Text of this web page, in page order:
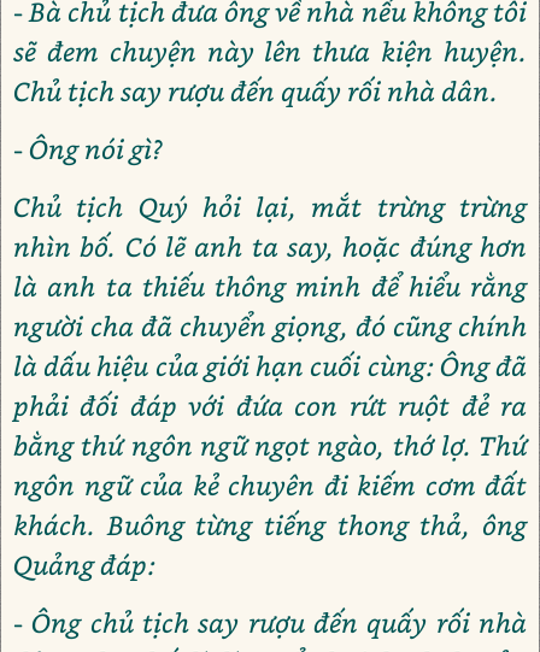
- Bà chủ tịch đưa ông về nhà nếu không tôi
sẽ đem chuyện này lên thưa kiện huyện.
Chủ tịch say rượu đến quấy rối nhà dân.
- Ông nói gì?
Chủ tịch Quý hỏi lại, mắt trừng trừng
nhìn bố. Có lẽ anh ta say, hoặc đúng hơn
là anh ta thiếu thông minh để hiểu rằng
người cha đã chuyển giọng, đó cũng chính
là dấu hiệu của giới hạn cuối cùng: Ông đã
phải đối đáp với đứa con rứt ruột đẻ ra
bằng thứ ngôn ngữ ngọt ngào, thớ lợ. Thứ
ngôn ngữ của kẻ chuyên đi kiếm cơm đất
khách. Buông từng tiếng thong thả, ông
Quảng đáp:
- Ông chủ tịch say rượu đến quấy rối nhà